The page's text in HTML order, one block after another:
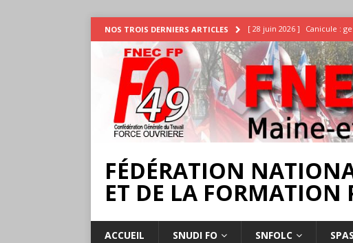
NOS TROIS DERNIERS ARTICLES [ 28 juin 2026 ] Canicule :
INTEMPÉRIES
[ 25 juin 2026 ] Enquête
[ 17 juillet 2026 ]
18 juillet à Angers
FÉDÉRATION
ET DE LA FORMATION
ACCUEIL SNUDI FO SNFOLC